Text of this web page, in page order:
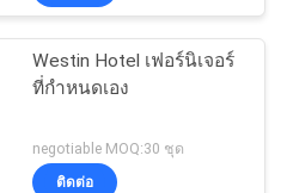
Westin Hotel เฟอร์นิเจอร์
ที่กำหนดเอง
negotiable MOQ:30 ชุด
ติดต่อ